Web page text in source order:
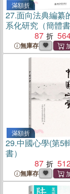
滿額折
27.面向法典編纂
系化研究（簡體書
87
無庫存
滿額折
29.中國心學(第5
書）
87
無庫存